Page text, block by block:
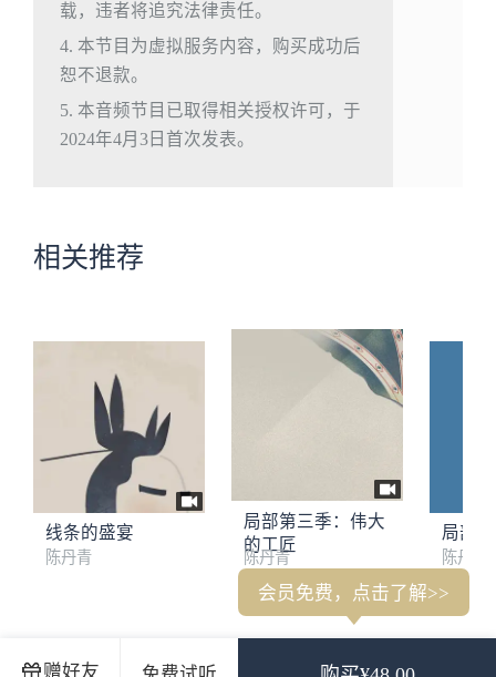
赠好友
会员免费，点击了解>>
载，违者将追究法律责任。
4. 本节目为虚拟服务内容，购买成功后
恕不退款。
5. 本音频节目已取得相关授权许可，于
2024年4月3日首次发表。
相关推荐
线条的盛宴
陈丹青
局部第三季：伟大
的工匠
陈丹青
局部
陈丹青
2. 宫崎骏的爷爷辈，知道是谁吗？